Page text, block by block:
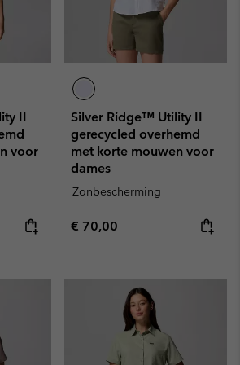
II
voor
Silver Ridge™ Utility II
gerecycled overhemd
met korte mouwen voor
dames
Zonbescherming
Regular price:
€ 70,00